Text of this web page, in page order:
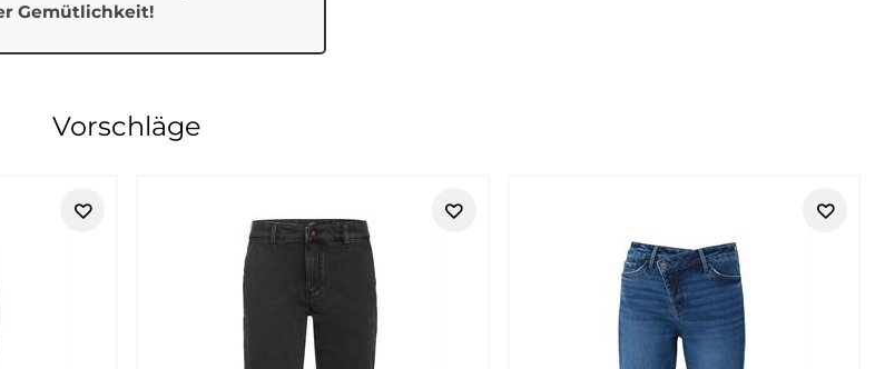
Gemütlichkeit!
ist. Bei Tara-M findest du ausgewählte Street One Styles für Frauen, die im Alltag gut angezogen
One
bringt viele Bausteine für moderne Alltagslooks mit. Die Styles eignen sich für Freizeit, Stadt, Büro-
One, wenn du komplette Outfits aufbauen möchtest, die nicht zu streng, aber auch nicht beliebig wirken.
Vorschläge